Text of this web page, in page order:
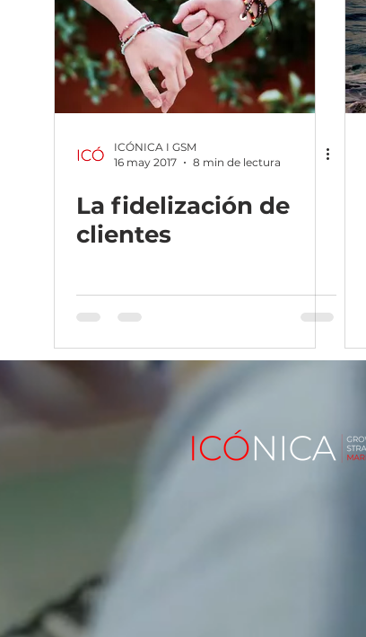
ICÓNICA I GSM
16 may 2017
8 min de lectura
La fidelización de
clientes